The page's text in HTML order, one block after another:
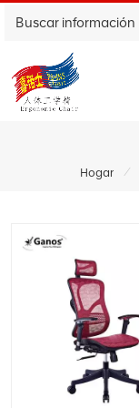
Hogar /